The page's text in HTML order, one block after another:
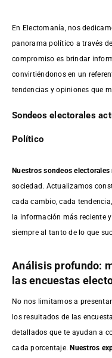
En Electomanía, nos
panorama político a través
compromiso es brindar
convirtiéndonos en un
tendencias y opiniones que
Sondeos electorales
Político
Nuestros sondeos
sociedad. Actualizamos
cada cambio, cada
la información más reciente
siempre al tanto de lo que
Análisis profundo:
las encuestas
No nos limitamos a
los resultados de las
detallados que te ayudan a
cada porcentaje.Nuestros